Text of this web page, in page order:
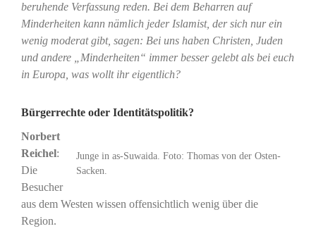
beruhende Verfassung reden. Bei dem Beharren auf
Minderheiten kann nämlich jeder Islamist, der sich nur ein
wenig moderat gibt, sagen: Bei uns haben Christen, Juden
und andere „Minderheiten“ immer besser gelebt als bei euch
in Europa, was wollt ihr eigentlich?
Bürgerrechte oder Identitätspolitik?
Junge in as-Suwaida. Foto: Thomas von der Osten-
Sacken.
Norbert
Reichel:
Die
Besucher
aus dem Westen wissen offensichtlich wenig über die
Region.